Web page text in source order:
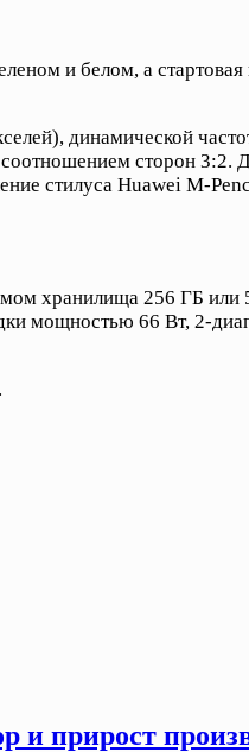
и белом, а
динамической
сторон 3:2.
стилуса Huawei M-
хранилища 256 ГБ
мощностью 66 Вт, 2-
и прирост